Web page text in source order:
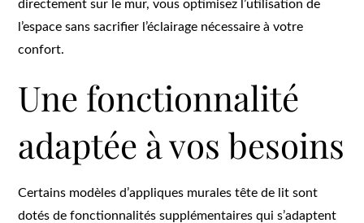
directement sur le mur, vous optimisez l’utilisation de
l’espace sans sacrifier l’éclairage nécessaire à votre
confort.
Une fonctionnalité
adaptée à vos besoins
Certains modèles d’appliques murales tête de lit sont
dotés de fonctionnalités supplémentaires qui s’adaptent